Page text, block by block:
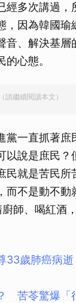
經多次講過，
，因為韓國瑜
音、解決基層
心態。
請繼續閱讀本文）
黨一直抓著庶
以說是庶民？
民就是苦民所
而不是動不動
師、喝紅酒
33歲肺癌病
苦苓驚爆「